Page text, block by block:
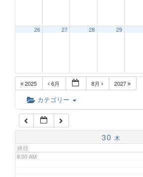
26 27 28 29
2025 6月 8月 2027
カテゴリー
30 木
終日
6:00 AM
7:00 AM
8:00 AM